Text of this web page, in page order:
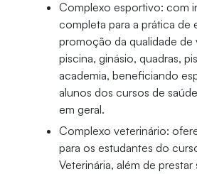
Complexo esportivo: com
completa para a prática de
promoção da qualidade
piscina, ginásio, quadras,
academia, beneficiando
alunos dos cursos de
em geral.
Complexo veterinário:
para os estudantes do
Veterinária, além de prestar